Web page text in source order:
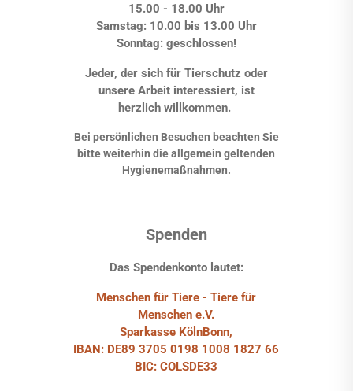
15.00 - 18.00 Uhr
Samstag: 10.00 bis 13.00 Uhr
Sonntag: geschlossen!
Jeder, der sich für Tierschutz oder
unsere Arbeit interessiert, ist
herzlich willkommen.
Bei persönlichen Besuchen beachten Sie
bitte weiterhin die allgemein geltenden
Hygienemaßnahmen.
Spenden
Das Spendenkonto lautet:
Menschen für Tiere - Tiere für
Menschen e.V.
Sparkasse KölnBonn,
IBAN: DE89 3705 0198 1008 1827 66
BIC: COLSDE33